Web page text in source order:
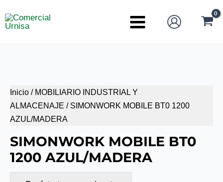
al
Main
Inicio / MOBILIARIO INDUSTRIAL Y
ALMACENAJE / SIMONWORK MOBILE BT0 1200
AZUL/MADERA
SIMONWORK MOBILE BT0
1200 AZUL/MADERA